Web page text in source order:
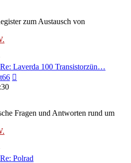
zum Austausch von
Re: Laverda 100 Transistorzün…
Fragen und Antworten rund um
Re: Polrad